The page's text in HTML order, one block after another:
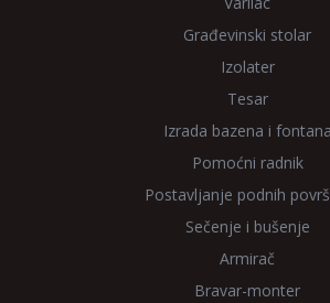
Građevinski stolar
Izolater
Tesar
Izrada bazena i fontana
Pomoćni radnik
Postavljanje podnih
Sečenje i bušenje
Armirač
Bravar-monter